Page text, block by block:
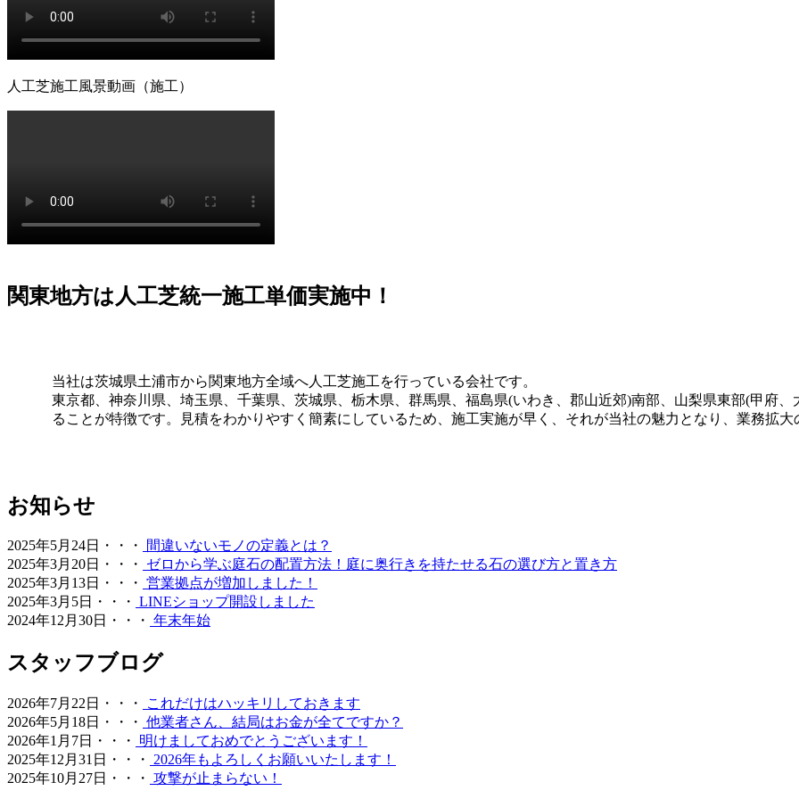
も手足を汚さずに遊べる専用ドッグランが完成します。当社の人工芝は高密度で耐久性が高いため、大型犬が走り回って
2026.6.11
「人工芝はプラスチック感が強くて安っぽい」という古いイメージをお持ちの方こそ、ぜひ当社の製品を手に取ってみて
2026.6.4
の品質を一般のご家庭にもお届けします。
ローチにも最適です。DIYに挑戦される方もいらっしゃいますが、経年による端のめくれや、仕上がりの差が出る継ぎ目
も豊富にあり、土地の形状に合わせた精密なカット技術で、まるで一枚の絨毯のような美しい仕上がりをお約束します。
提供いたします。
ョン性に優れた素材は、転倒時の怪我のリスクも軽減します。防炎性能や安全性も国内基準をクリアしており、公共性の
2026.5.13
お庭の雑草対策でお悩みではありませんか。ワイズヴェルデは人工芝のメーカーとして、高品質な製品と経験豊富な自社
を誇る当社の人工芝は、面倒な草むしりや水やりが一切不要で、除草剤や殺虫剤などの薬剤を使う必要もありません。お
奈川など関東近郊の皆様へお届けいたします。メーカー直営だからこそ可能な、細部まで妥協のない敷き込み技術をぜひ
ワイズヴェルデが関東エリアで選ばれ続ける理由は、製品開発から施工、アフターフォローまでを一貫して自社で完結さ
でよかった」という声は、私たちがマージンを省き、現場の技術向上に投資し続けてきた結果です。施工実績の多さは、
過性の買い物ではなく、10年先も続く快適な住環境への投資として、私たちは最高の価値をご提供します。まずはお気軽
えをご提示します。
人工芝施工風景動画（施工）
関東地方は人工芝統一施工単価実施中！
当社は茨城県土浦市から関東地方全域へ人工芝施工を行っている会社です。
東京都、神奈川県、埼玉県、千葉県、茨城県、栃木県、群馬県、福島県(いわき、郡山近郊)南部、山梨県東部(甲府
ることが特徴です。見積をわかりやすく簡素にしているため、施工実施が早く、それが当社の魅力となり、業務拡大
お知らせ
2025年5月24日・・・
間違いないモノの定義とは？
2025年3月20日・・・
ゼロから学ぶ庭石の配置方法！庭に奥行きを持たせる石の選び方と置き方
2025年3月13日・・・ 営業拠点が増加しました！
2025年3月5日・・・ LINEショップ開設しました
2024年12月30日・・・ 年末年始
スタッフブログ
2026年7月22日・・・
これだけはハッキリしておきます
2026年5月18日・・・ 他業者さん、結局はお金が全てですか？
2026年1月7日・・・
明けましておめでとうございます！
2025年12月31日・・・
2026年もよろしくお願いいたします！
2025年10月27日・・・ 攻撃が止まらない！